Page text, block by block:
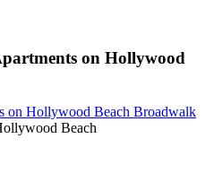
on Hollywood
on Hollywood Beach Broadwalk
Beach